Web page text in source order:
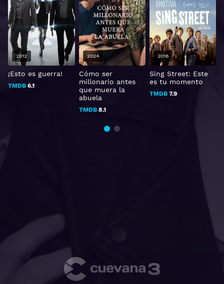
¡Esto es guerra!
TMDB 6.1
2012
Cómo ser
millonario antes
que muera la
abuela
TMDB8.1
2024
Sing Street: Este
es tu momento
TMDB7.9
2016